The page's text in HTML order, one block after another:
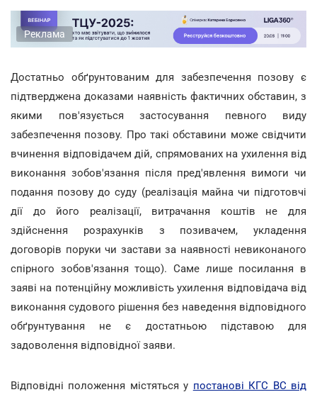
Реклама
Достатньо обґрунтованим для забезпечення позову є
підтверджена доказами наявність фактичних обставин, з
якими пов'язується застосування певного виду
забезпечення позову. Про такі обставини може свідчити
вчинення відповідачем дій, спрямованих на ухилення від
виконання зобов'язання після пред'явлення вимоги чи
подання позову до суду (реалізація майна чи підготовчі
дії до його реалізації, витрачання коштів не для
здійснення розрахунків з позивачем, укладення
договорів поруки чи застави за наявності невиконаного
спірного зобов'язання тощо). Саме лише посилання в
заяві на потенційну можливість ухилення відповідача від
виконання судового рішення без наведення відповідного
обґрунтування не є достатньою підставою для
задоволення відповідної заяви.
Відповідні положення містяться у постанові КГС ВС від